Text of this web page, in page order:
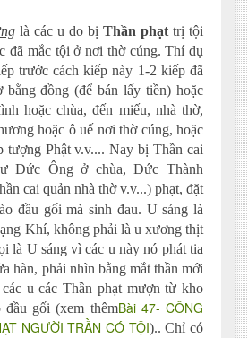
là các u do bị Thần phạt trị tội
đã mắc tội ở nơi thờ cúng. Thí dụ
trước cách kiếp này 1-2 kiếp đã
bằng đồng (để bán lấy tiền) hoặc
hoặc chùa, đến miếu, nhà thờ,
hoặc ô uế nơi thờ cúng, hoặc
tượng Phật v.v.... Nay bị Thần cai
Đức Ông ở chùa, Đức Thành
cai quản nhà thờ v.v...) phạt, đặt
đầu gối mà sinh đau. U sáng là
Khí, không phải là u xương thịt
là U sáng vì các u này nó phát tia
hàn, phải nhìn bằng mắt thần mới
u các Thần phạt mượn từ kho
đầu gối(xem thêmBài 47- CÔNG
NGƯỜI TRẦN CÓ TỘI).. Chỉ có